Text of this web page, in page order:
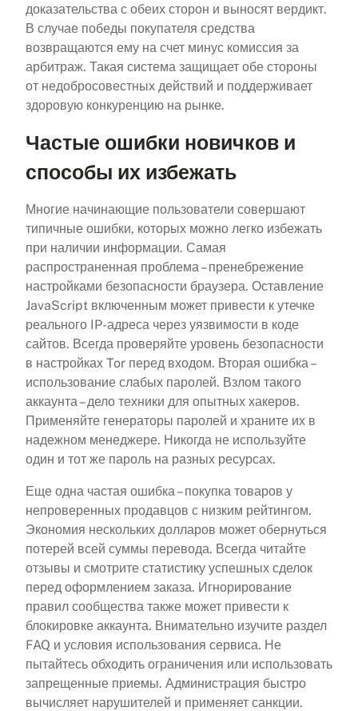
доказательства с обеих сторон и выносят вердикт.
В случае победы покупателя средства
возвращаются ему на счет минус комиссия за
арбитраж. Такая система защищает обе стороны
от недобросовестных действий и поддерживает
здоровую конкуренцию на рынке.
Частые ошибки новичков и
способы их избежать
Многие начинающие пользователи совершают
типичные ошибки, которых можно легко избежать
при наличии информации. Самая
распространенная проблема – пренебрежение
настройками безопасности браузера. Оставление
JavaScript включенным может привести к утечке
реального IP-адреса через уязвимости в коде
сайтов. Всегда проверяйте уровень безопасности
в настройках Tor перед входом. Вторая ошибка –
использование слабых паролей. Взлом такого
аккаунта – дело техники для опытных хакеров.
Применяйте генераторы паролей и храните их в
надежном менеджере. Никогда не используйте
один и тот же пароль на разных ресурсах.
Еще одна частая ошибка – покупка товаров у
непроверенных продавцов с низким рейтингом.
Экономия нескольких долларов может обернуться
потерей всей суммы перевода. Всегда читайте
отзывы и смотрите статистику успешных сделок
перед оформлением заказа. Игнорирование
правил сообщества также может привести к
блокировке аккаунта. Внимательно изучите раздел
FAQ и условия использования сервиса. Не
пытайтесь обходить ограничения или использовать
запрещенные приемы. Администрация быстро
вычисляет нарушителей и применяет санкции.